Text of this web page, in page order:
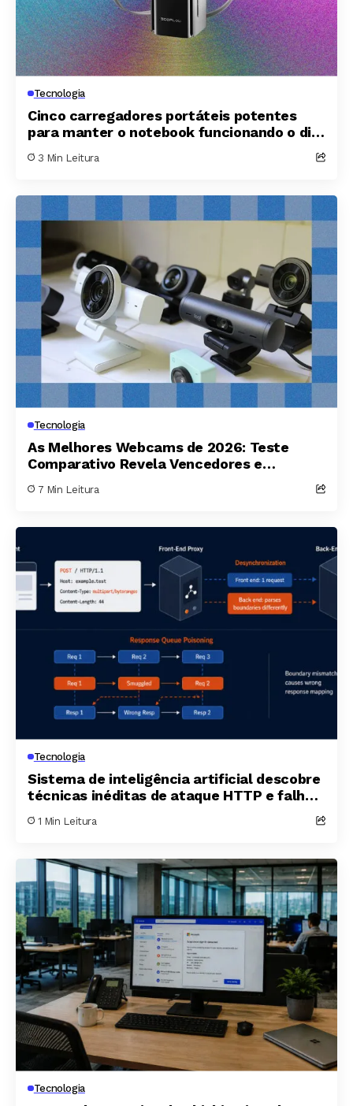
Tecnologia
Cinco carregadores portáteis potentes
para manter o notebook funcionando o dia
3 Min Leitura
Tecnologia
As Melhores Webcams de 2026: Teste
Comparativo Revela Vencedores e
7 Min Leitura
Tecnologia
Sistema de inteligência artificial descobre
técnicas inéditas de ataque HTTP e falha
1 Min Leitura
Tecnologia